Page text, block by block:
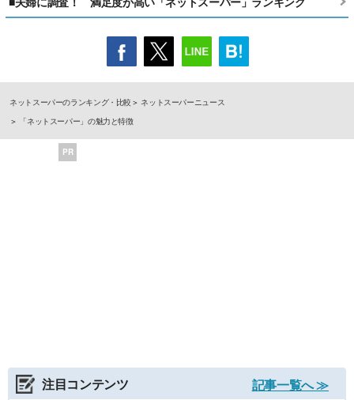
ネットスーパーのランキング・比較
ネットスーパーニュース
「ネットスーパー」の魅力と特徴
PR
注目コンテンツ
記事一覧へ ≫